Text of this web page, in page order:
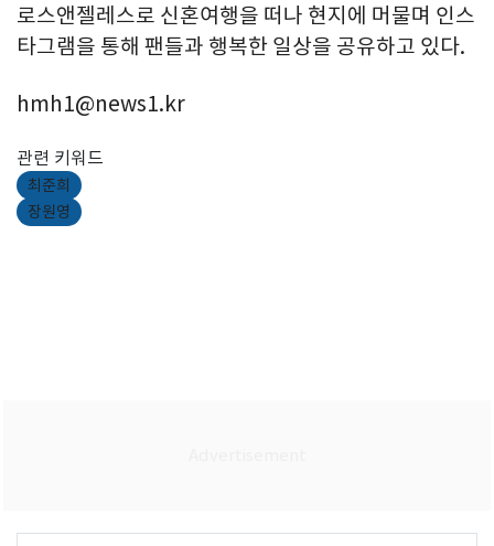
로스앤젤레스로 신혼여행을 떠나 현지에 머물며 인스
타그램을 통해 팬들과 행복한 일상을 공유하고 있다.
hmh1@news1.kr
관련 키워드
최준희
장원영